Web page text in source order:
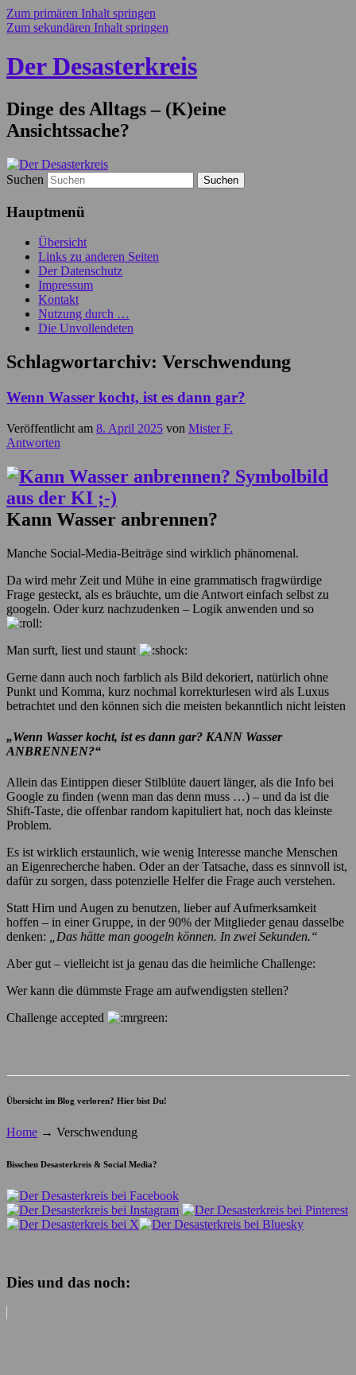
Zum primären Inhalt springen
Zum sekundären Inhalt springen
Der Desasterkreis
Dinge des Alltags – (K)eine
Ansichtssache?
Suchen
Hauptmenü
Übersicht
Links zu anderen Seiten
Der Datenschutz
Impressum
Kontakt
Nutzung durch …
Die Unvollendeten
Schlagwortarchiv: Verschwendung
Wenn Wasser kocht, ist es dann gar?
Veröffentlicht am 8. April 2025 von Mister F.
Antworten
Kann Wasser anbrennen?
Manche Social-Media-Beiträge sind wirklich phänomenal.
Da wird mehr Zeit und Mühe in eine grammatisch fragwürdige
Frage gesteckt, als es bräuchte, um die Antwort einfach selbst zu
googeln. Oder kurz nachzudenken – Logik anwenden und so
Man surft, liest und staunt
Gerne dann auch noch farblich als Bild dekoriert, natürlich ohne
Punkt und Komma, kurz nochmal korrekturlesen wird als Luxus
betrachtet und den können sich die meisten bekanntlich nicht leisten
„Wenn Wasser kocht, ist es dann gar? KANN Wasser
ANBRENNEN?“
Allein das Eintippen dieser Stilblüte dauert länger, als die Info bei
Google zu finden (wenn man das denn muss …) – und da ist die
Shift-Taste, die offenbar random kapituliert hat, noch das kleinste
Problem.
Es ist wirklich erstaunlich, wie wenig Interesse manche Menschen
an Eigenrecherche haben. Oder an der Tatsache, dass es sinnvoll ist,
dafür zu sorgen, dass potenzielle Helfer die Frage auch verstehen.
Statt Hirn und Augen zu benutzen, lieber auf Aufmerksamkeit
hoffen – in einer Gruppe, in der 90% der Mitglieder genau dasselbe
denken:
„Das hätte man googeln können. In zwei Sekunden.“
Aber gut – vielleicht ist ja genau das die heimliche Challenge:
Wer kann die dümmste Frage am aufwendigsten stellen?
Challenge accepted
Übersicht im Blog verloren? Hier bist Du!
Home → Verschwendung
Bisschen Desasterkreis & Social Media?
Dies und das noch: